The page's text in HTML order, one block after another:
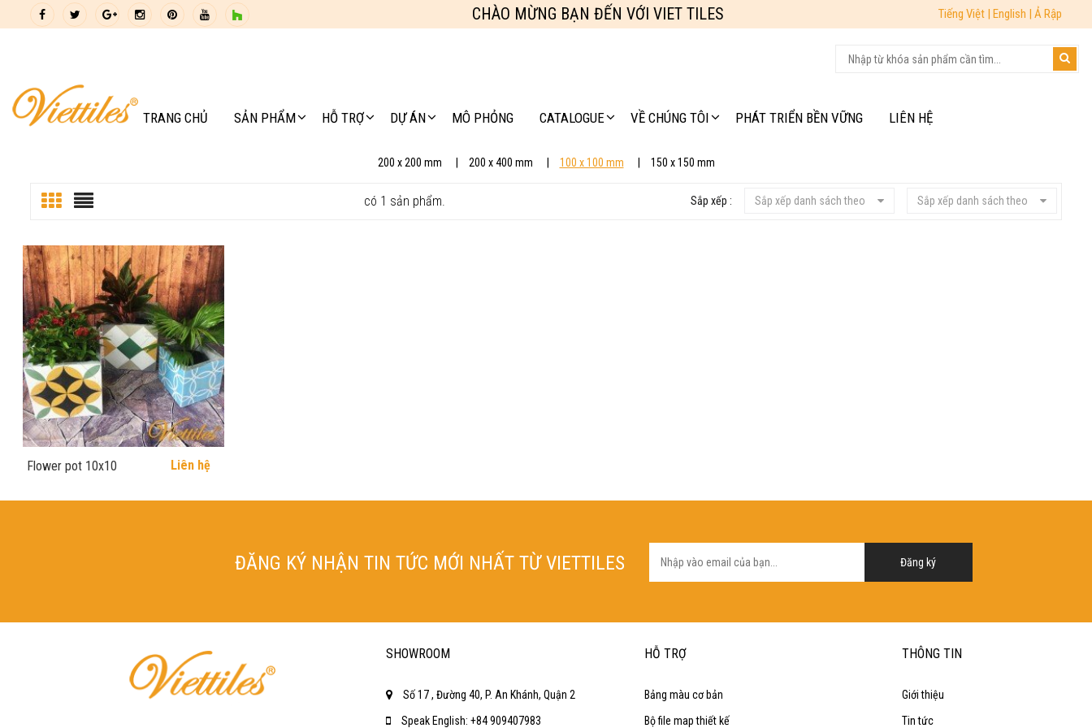
CHÀO MỪNG BẠN ĐẾN VỚI VIET TILES Tiếng Việt | English | Ả Rập
TRANG CHỦ SẢN PHẨM HỖ TRỢ DỰ ÁN MÔ PHỎNG CATALOGUE VỀ CHÚNG TÔI PHÁT TRIỂN BỀN VỮNG LIÊN HỆ
200 x 200 mm 200 x 400 mm 100 x 100 mm 150 x 150 mm
có 1 sản phẩm. Sắp xếp danh sách theo
Sắp xếp : Sắp xếp danh sách theo
Liên hệ
Flower pot 10x10
ĐĂNG KÝ NHẬN TIN TỨC MỚI NHẤT TỪ VIETTILES Đăng ký
SHOWROOM
Số 17 , Đường 40, P. An Khánh, Quận 2
Speak English: +84 909407983
HỖ TRỢ
Bảng màu cơ bản
Bộ file map thiết kế
THÔNG TIN
Giới thiệu
Tin tức